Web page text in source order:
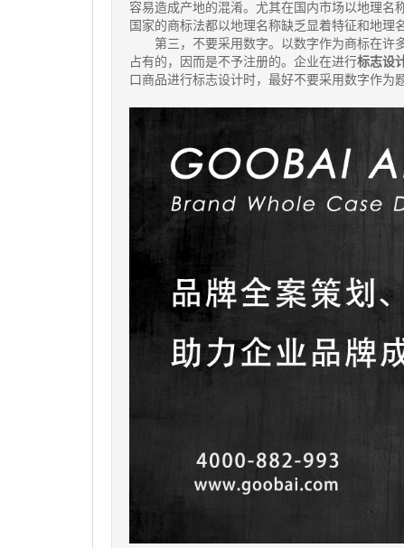
容易造成产地的混淆。尤其在国内市场以地理名
国家的商标法都以地理名称缺乏显着特征和地理
第三，不要采用数字。以数字作为商标在许
占有的，因而是不予注册的。企业在进行标志设
口商品进行标志设计时，最好不要采用数字作为